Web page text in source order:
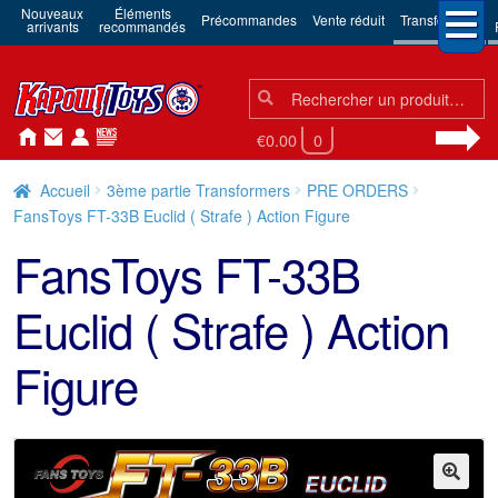
Nouveaux
arrivants
Éléments
recommandés Précommandes Vente réduit Transformers
Chercher:
Chercher
€0.00 0
Accueil 3ème partie Transformers
PRE ORDERS
FansToys FT-33B Euclid ( Strafe ) Action Figure
FansToys FT-33B
Euclid ( Strafe ) Action
Figure